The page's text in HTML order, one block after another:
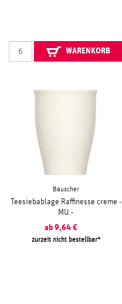
WARENKORB
Bauscher
Teesiebablage Raffinesse creme -
MU -
ab 9,64 €
zurzeit nicht bestellbar